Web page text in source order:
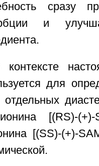
сразу
и
контексте
для
отдельных
[(RS)-
[(SS)-(+)-